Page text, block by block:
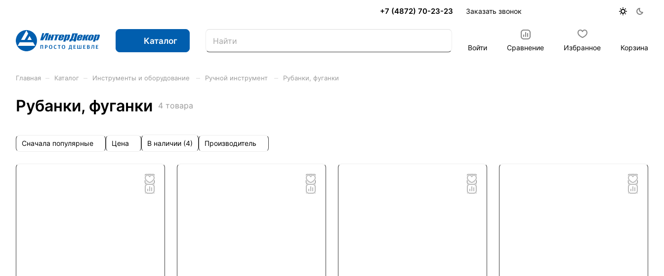
+7 (4872) 70-23-23 Заказать звонок
Каталог
Войти Сравнение Избранное Корзина
Главная Каталог Инструменты и оборудование Ручной инструмент Рубанки, фуганки
Рубанки, фуганки 4 товара
Сначала популярные Цена В наличии (4) Производитель